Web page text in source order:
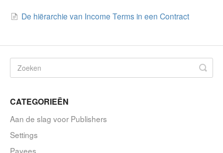
De hiërarchie van Income Terms in een Contract
CATEGORIEËN
Aan de slag voor Publishers
Settings
Payees